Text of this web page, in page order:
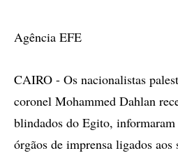
Agência EFE
CAIRO - Os nacionalistas
coronel Mohammed Dahlan
blindados do Egito, informaram
órgãos de imprensa ligados aos